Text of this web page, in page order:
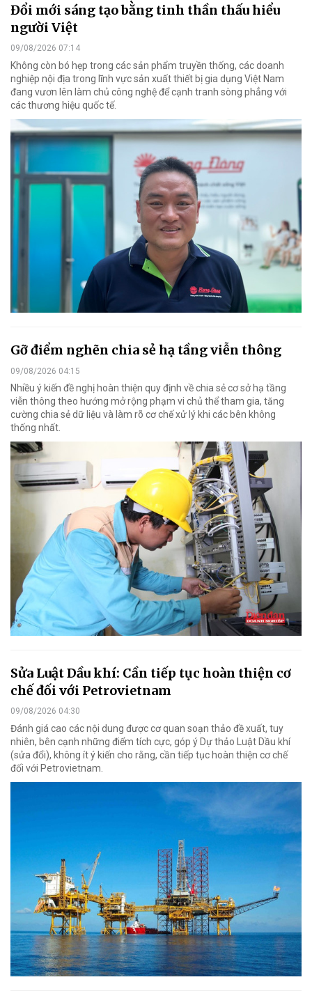
Đổi mới sáng tạo bằng tinh thần thấu hiểu
người Việt
09/08/2026 07:14
Không còn bó hẹp trong các sản phẩm truyền thống, các doanh
nghiệp nội địa trong lĩnh vực sản xuất thiết bị gia dụng Việt Nam
đang vươn lên làm chủ công nghệ để cạnh tranh sòng phẳng với
các thương hiệu quốc tế.
Gỡ điểm nghẽn chia sẻ hạ tầng viễn thông
09/08/2026 04:15
Nhiều ý kiến đề nghị hoàn thiện quy định về chia sẻ cơ sở hạ tầng
viễn thông theo hướng mở rộng phạm vi chủ thể tham gia, tăng
cường chia sẻ dữ liệu và làm rõ cơ chế xử lý khi các bên không
thống nhất.
Sửa Luật Dầu khí: Cần tiếp tục hoàn thiện cơ
chế đối với Petrovietnam
09/08/2026 04:30
Đánh giá cao các nội dung được cơ quan soạn thảo đề xuất, tuy
nhiên, bên cạnh những điểm tích cực, góp ý Dự thảo Luật Dầu khí
(sửa đổi), không ít ý kiến cho rằng, cần tiếp tục hoàn thiện cơ chế
đối với Petrovietnam.